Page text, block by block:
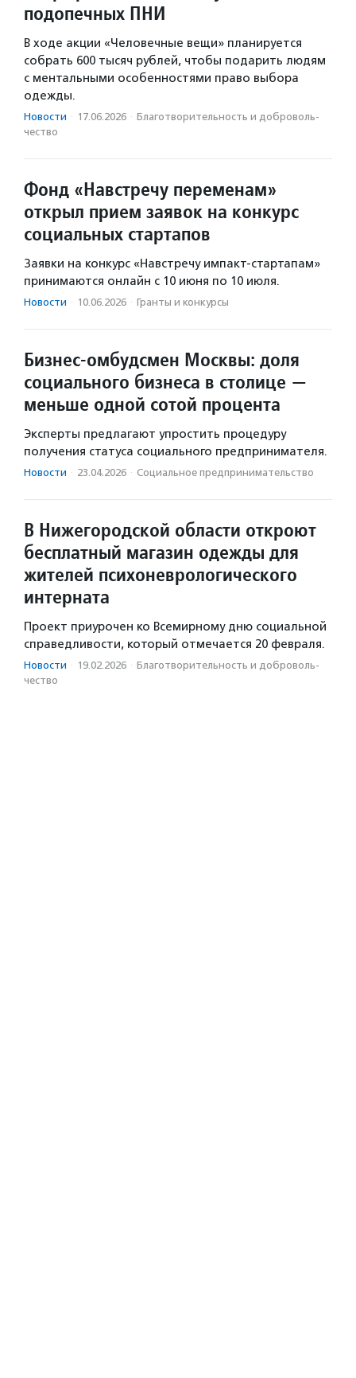
подопечных ПНИ
В ходе акции «Человечные вещи» планируется
собрать 600 тысяч рублей, чтобы подарить людям
с ментальными особенностями право выбора
одежды.
Новости · 17.06.2026 · Благотвори­тель­ность и доброволь­
чест­во
Фонд «Навстречу переменам»
открыл прием заявок на конкурс
социальных стартапов
Заявки на конкурс «Навстречу импакт-стартапам»
принимаются онлайн с 10 июня по 10 июля.
Новости · 10.06.2026 · Гранты и конкурсы
Бизнес-омбудсмен Москвы: доля
социального бизнеса в столице —
меньше одной сотой процента
Эксперты предлагают упростить процедуру
получения статуса социального предпринимателя.
Новости · 23.04.2026 · Социальное предпри­нима­тель­ство
В Нижегородской области откроют
бесплатный магазин одежды для
жителей психоневрологического
интерната
Проект приурочен ко Всемирному дню социальной
справедливости, который отмечается 20 февраля.
Новости · 19.02.2026 · Благотвори­тель­ность и доброволь­
чест­во